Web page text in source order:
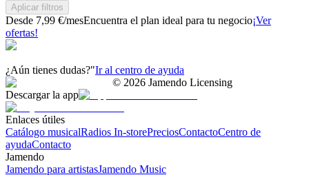
Aplicar filtros
Desde 7,99 €/mesEncuentra el plan ideal para tu negocio¡Ver
ofertas!
¿Aún tienes dudas?"Ir al centro de ayuda
© 2026 Jamendo Licensing
Descargar la app
Enlaces útiles
Catálogo musicalRadios In-storePreciosContactoCentro de
ayudaContacto
Jamendo
Jamendo para artistasJamendo Music